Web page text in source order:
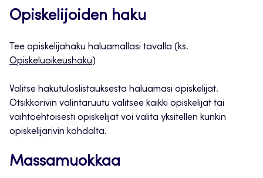
Opiskelijoiden haku
Tee opiskelijahaku haluamallasi tavalla (ks.
Opiskeluoikeushaku)
Valitse hakutuloslistauksesta haluamasi opiskelijat.
Otsikkorivin valintaruutu valitsee kaikki opiskelijat tai
vaihtoehtoisesti opiskelijat voi valita yksitellen kunkin
opiskelijarivin kohdalta.
Massamuokkaa